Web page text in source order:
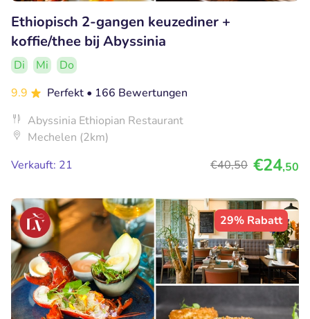
Ethiopisch 2-gangen keuzediner +
koffie/thee bij Abyssinia
Di Mi
Do
9.9
Perfekt • 166 Bewertungen
Abyssinia Ethiopian Restaurant
Mechelen (2km)
Verkauft: 21
€40,50 €24,50
29% Rabatt